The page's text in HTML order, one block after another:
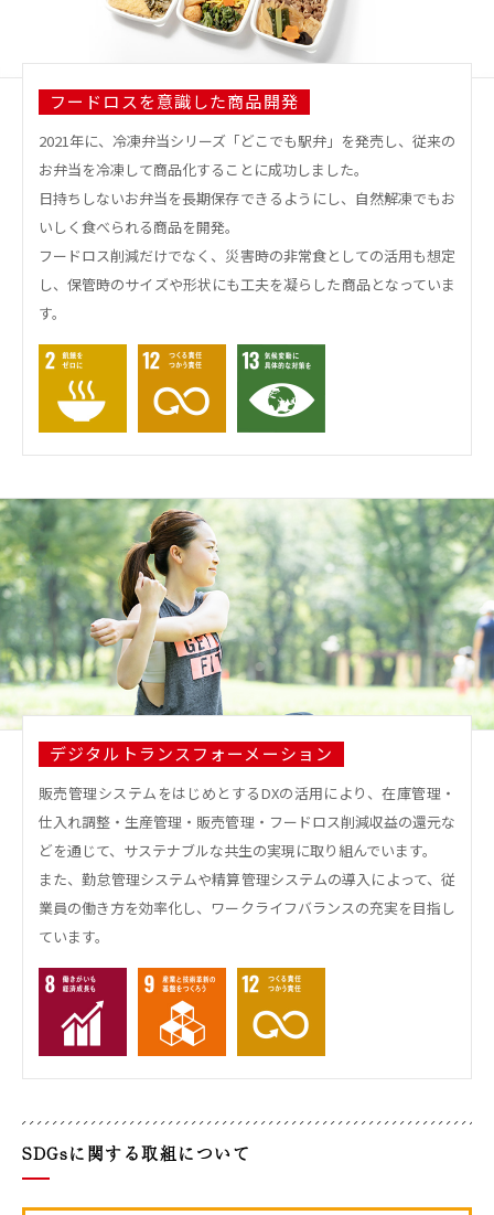
フードロスを意識した商品開発
2021年に、冷凍弁当シリーズ「どこでも駅弁」を発売し、従来の
お弁当を冷凍して商品化することに成功しました。
日持ちしないお弁当を長期保存できるようにし、自然解凍でもお
いしく食べられる商品を開発。
フードロス削減だけでなく、災害時の非常食としての活用も想定
し、保管時のサイズや形状にも工夫を凝らした商品となっていま
す。
デジタルトランスフォーメーション
販売管理システムをはじめとするDXの活用により、在庫管理・
仕入れ調整・生産管理・販売管理・フードロス削減収益の還元な
どを通じて、サステナブルな共生の実現に取り組んでいます。
また、勤怠管理システムや精算管理システムの導入によって、従
業員の働き方を効率化し、ワークライフバランスの充実を目指し
ています。
SDGsに関する取組について